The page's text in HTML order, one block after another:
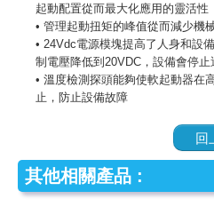
起動配置從而最大化應用的靈活性
• 管理起動扭矩的峰值從而減少機
• 24Vdc電源模塊提高了人身和設
制電壓降低到20VDC，設備會停止
• 溫度檢測探頭能夠使軟起動器在
止，​​防止設備故障
回
其他相關產品 :